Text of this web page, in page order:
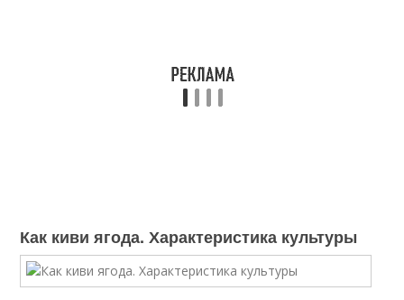
Как киви ягода. Характеристика культуры